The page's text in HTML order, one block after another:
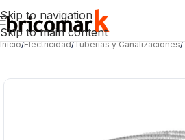
Skip to navigation
Skip to main content
Inicio/Electricidad/Tuberías y Canalizaciones/